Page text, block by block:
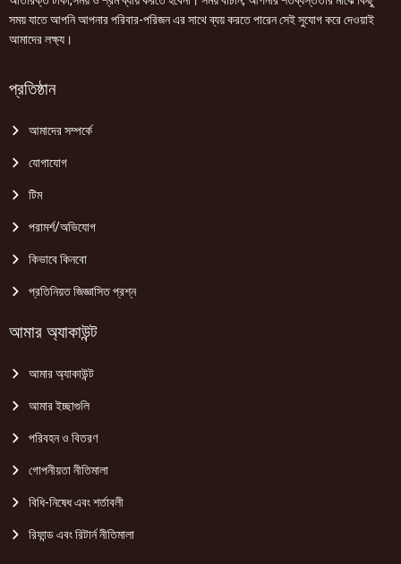
সময় যাতে আপনি আপনার পরিবার-পরিজন এর সাথে ব্যয় করতে পারেন সেই সুযোগ করে দেওয়াই
আমাদের লক্ষ্য।
প্রতিষ্ঠান
আমাদের সম্পর্কে
যোগাযোগ
টিম
পরামর্শ/অভিযোগ
কিভাবে কিনবো
প্রতিনিয়ত জিজ্ঞাসিত প্রশ্ন
আমার অ্যাকাউন্ট
আমার অ্যাকাউন্ট
আমার ইচ্ছাগুলি
পরিবহন ও বিতরণ
গোপনীয়তা নীতিমালা
বিধি-নিষেধ এবং শর্তাবলী
রিফান্ড এবং রিটার্ন নীতিমালা